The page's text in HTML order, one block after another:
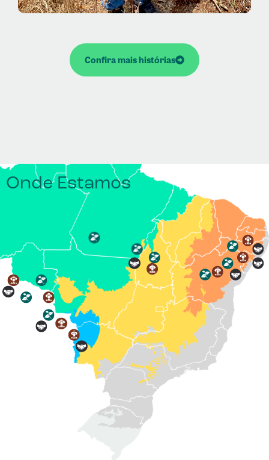
Confira mais histórias
Onde Estamos